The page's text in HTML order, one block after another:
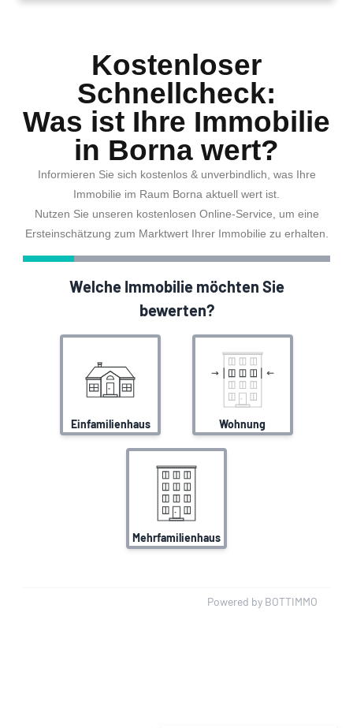
Kostenloser
Schnellcheck:
Was ist Ihre Immobilie
in Borna wert?
Informieren Sie sich kostenlos & unverbindlich, was Ihre
Immobilie im Raum Borna aktuell wert ist.
Nutzen Sie unseren kostenlosen Online-Service, um eine
Ersteinschätzung zum Marktwert Ihrer Immobilie zu erhalten.